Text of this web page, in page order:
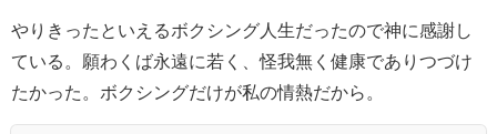
やりきったといえるボクシング人生だったので神に感謝し
ている。願わくば永遠に若く、怪我無く健康でありつづけ
たかった。ボクシングだけが私の情熱だから。